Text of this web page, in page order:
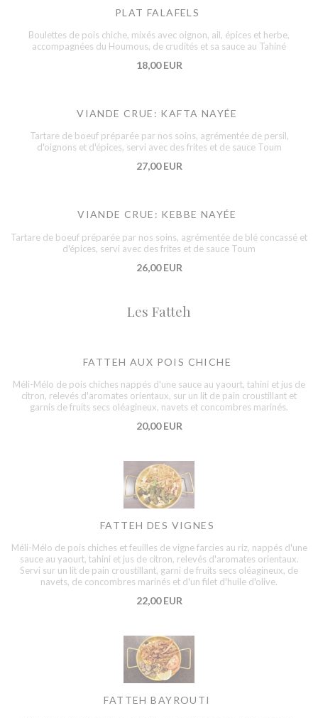
PLAT FALAFELS
Boulettes de pois chiche, mixés avec oignon, ail, épices et herbe,
accompagnées du Houmous, de crudités et sa sauce au Tahiné
18,00 EUR
VIANDE CRUE: KAFTA NAYÉE
Tartare de boeuf préparée par nos soins, agrémentée de persil,
d'oignons et d'épices, servi avec des frites et de sauce Toum
27,00 EUR
VIANDE CRUE: KEBBE NAYÉE
Tartare de boeuf préparée par nos soins, agrémentée de blé concassé et
d'épices, servi avec des frites et de sauce Toum
26,00 EUR
Les Fatteh
FATTEH AUX POIS CHICHE
Méli-Mélo de pois chiches nappés d'une sauce au yaourt, tahini et jus de
citron, relevés d'aromates orientaux, sur un lit de pain croustillant et
garnis de fruits secs oléagineux, navets et concombres marinés.
20,00 EUR
FATTEH DES VIGNES
Méli-Mélo de pois chiches et feuilles de vigne farcies au riz, nappés d'une
sauce au yaourt, tahini et jus de citron, relevés d'aromates orientaux.
Servi sur un lit de pain croustillant, garni de fruits secs oléagineux, de
navets, de concombres marinés et d'un filet d'huile d'olive.
22,00 EUR
FATTEH BAYROUTI